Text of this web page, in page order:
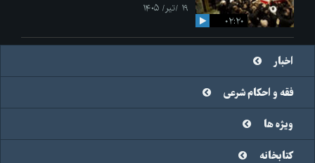
۰۲:۲۰
۱۹ /تیر/ ۱۴۰۵
اخبار
فقه و احکام شرعی
ویژه ها
کتابخانه